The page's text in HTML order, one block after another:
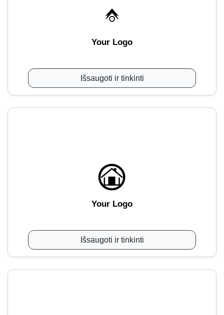
Your Logo
Išsaugoti ir tinkinti
Your Logo
Išsaugoti ir tinkinti